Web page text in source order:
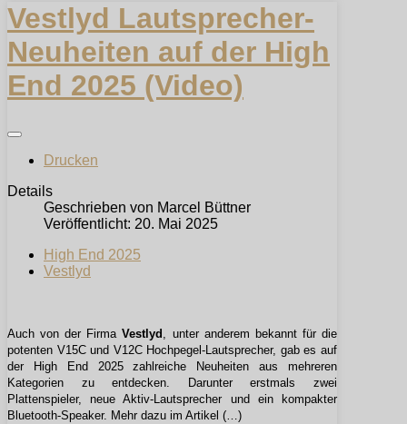
Vestlyd Lautsprecher-
Neuheiten auf der High
End 2025 (Video)
Drucken
Details
Geschrieben von Marcel Büttner
Veröffentlicht: 20. Mai 2025
High End 2025
Vestlyd
Auch von der FirmaVestlyd , unter anderem bekannt für die
potenten V15C und V12C Hochpegel-Lautsprecher, gab es auf
der High End 2025 zahlreiche Neuheiten aus mehreren
Kategorien zu entdecken. Darunter erstmals zwei
Plattenspieler, neue Aktiv-Lautsprecher und ein kompakter
Bluetooth-Speaker. Mehr dazu im Artikel (…)